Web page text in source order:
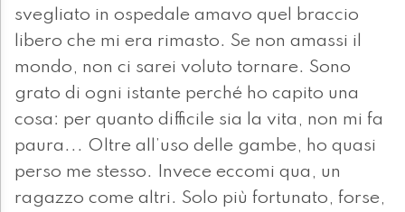
svegliato in ospedale amavo quel braccio
libero che mi era rimasto. Se non amassi il
mondo, non ci sarei voluto tornare. Sono
grato di ogni istante perché ho capito una
cosa: per quanto difficile sia la vita, non mi fa
paura... Oltre all’uso delle gambe, ho quasi
perso me stesso. Invece eccomi qua, un
ragazzo come altri. Solo più fortunato, forse,